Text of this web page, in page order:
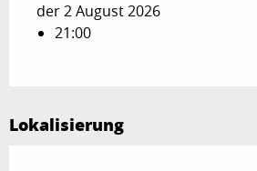
der 2 August 2026
21:00
Lokalisierung